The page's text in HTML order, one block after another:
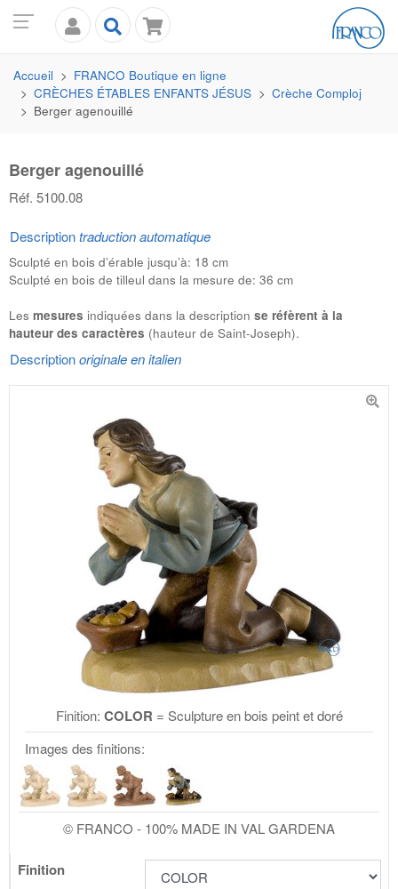
Accueil FRANCO Boutique en ligne
CRÈCHES ÉTABLES ENFANTS JÉSUS
Crèche Comploj
Berger agenouillé
Berger agenouillé
Réf. 5100.08
Descriptiontraduction automatique
Sculpté en bois d’érable jusqu’à: 18 cm
Sculpté en bois de tilleul dans la mesure de: 36 cm
Les mesures indiquées dans la description se réfèrent à la
hauteur des caractères (hauteur de Saint-Joseph).
Descriptionoriginale en italien
Finition: COLOR = Sculpture en bois peint et doré
Images des finitions:
© FRANCO - 100% MADE IN VAL GARDENA
Finition